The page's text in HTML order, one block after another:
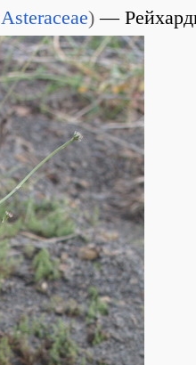
Asteraceae)